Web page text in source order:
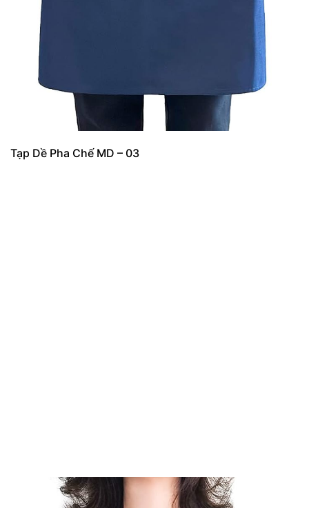
Tạp Dề Pha Chế MD – 03